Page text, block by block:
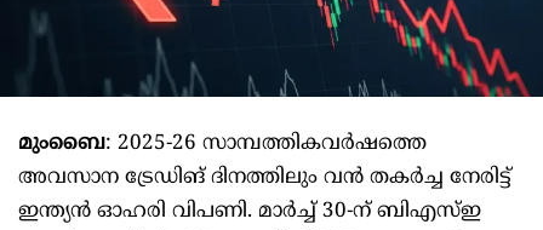
മുംബൈ: 2025-26 സാമ്പത്തികവർഷത്തെ
അവസാന ട്രേഡിങ് ദിനത്തിലും വൻ തകർച്ച നേരിട്ട്
ഇന്ത്യൻ ഓഹരി വിപണി. മാർച്ച് 30-ന് ബിഎസ്ഇ